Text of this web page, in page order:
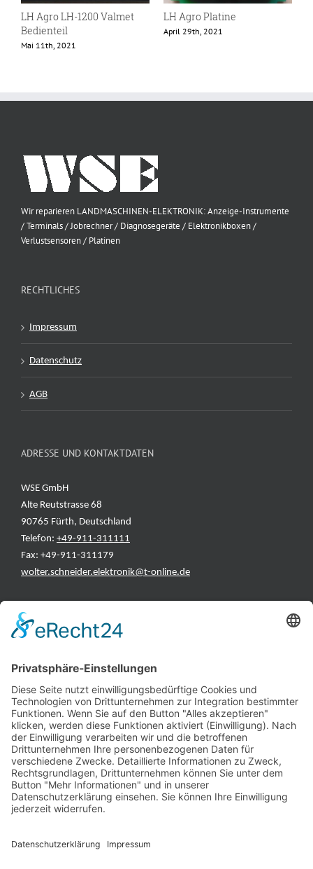
LH Agro LH-1200 Valmet
Bedienteil
Mai 11th, 2021
LH Agro Platine
April 29th, 2021
Wir reparieren LANDMASCHINEN-ELEKTRONIK: Anzeige-Instrumente
/ Terminals / Jobrechner / Diagnosegeräte / Elektronikboxen /
Verlustsensoren / Platinen
RECHTLICHES
Impressum
Datenschutz
AGB
ADRESSE UND KONTAKTDATEN
WSE GmbH
Alte Reutstrasse 68
90765 Fürth, Deutschland
Telefon: +49-911-311111
Fax: +49-911-311179
wolter.schneider.elektronik@t-online.de
INFORMATIONEN
Hersteller
Fehlerliste
Impressum
Datenschutzerklärung